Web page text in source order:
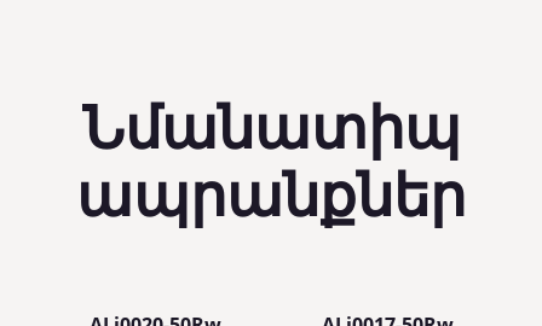
Նմանատիպ
ապրանքներ